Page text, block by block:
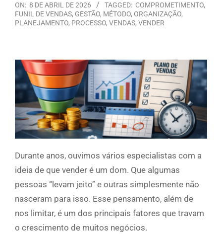
ON: 8 DE ABRIL DE 2026 TAGGED: COMPROMETIMENTO,
FUNIL DE VENDAS, GESTÃO, MÉTODO, ORGANIZAÇÃO,
PLANEJAMENTO, PROCESSO, VENDAS, VENDER
Durante anos, ouvimos vários especialistas com a
ideia de que vender é um dom. Que algumas
pessoas “levam jeito” e outras simplesmente não
nasceram para isso. Esse pensamento, além de
nos limitar, é um dos principais fatores que travam
o crescimento de muitos negócios.